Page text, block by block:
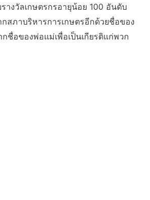
างวัลเกษตรกรอายุน้อย 100 อันดับ
กสภาบริหารการเกษตรอีกด้วยชื่อของ
กชื่อของพ่อแม่เพื่อเป็นเกียรติแก่พวก